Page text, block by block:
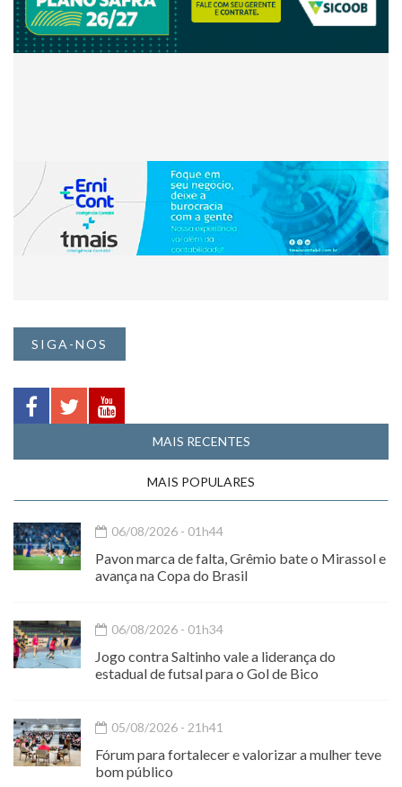
SIGA-NOS
MAIS RECENTES
MAIS POPULARES
06/08/2026 - 01h44
Pavon marca de falta, Grêmio bate o Mirassol e
avança na Copa do Brasil
06/08/2026 - 01h34
Jogo contra Saltinho vale a liderança do
estadual de futsal para o Gol de Bico
05/08/2026 - 21h41
Fórum para fortalecer e valorizar a mulher teve
bom público